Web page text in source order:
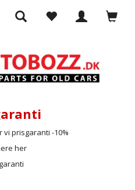
vi prisgaranti -10%
her